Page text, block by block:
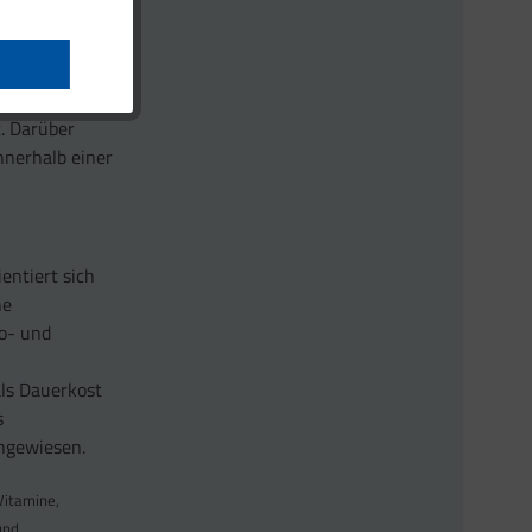
der
Darüber
einer
sich
und
Dauerkost